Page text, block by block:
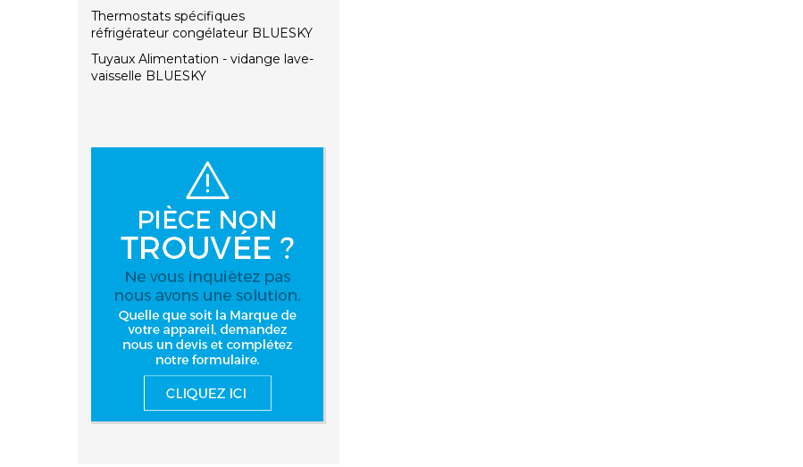
Thermostats spécifiques
réfrigérateur congélateur BLUESKY
Tuyaux Alimentation - vidange lave-
vaisselle BLUESKY